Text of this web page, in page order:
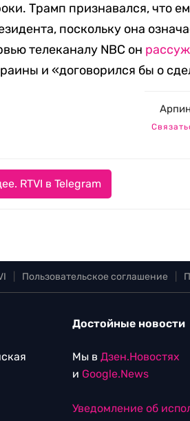
Трамп признавался, что
поскольку она
телеканалу NBC он
и «договорился бы о
RTVI в Telegram
Пользовательское соглашение
Достойные новости
Мы в Дзен.Новостях
и Google.News
Уведомление об